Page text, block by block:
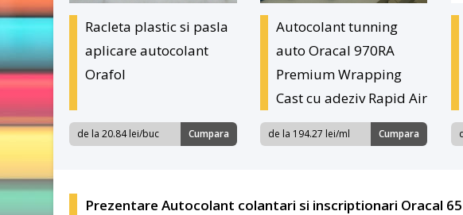
Racleta plastic si pasla
aplicare autocolant
Orafol
de la 20.84 lei/buc Cumpara
Autocolant tunning
auto Oracal 970RA
Premium Wrapping
Cast cu adeziv Rapid Air
de la 194.27 lei/ml Cumpara
Prezentare Autocolant colantari si inscriptionari Oracal